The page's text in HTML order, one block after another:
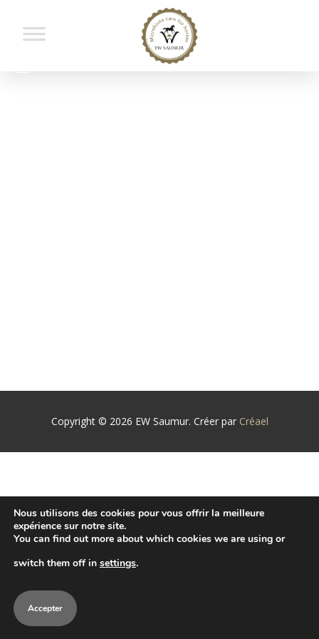
Copyright © 2026 EW Saumur. Créer par Créael
Nous utilisons des cookies pour vous offrir la meilleure
expérience sur notre site.
You can find out more about which cookies we are using or
switch them off in settings.
Accepter